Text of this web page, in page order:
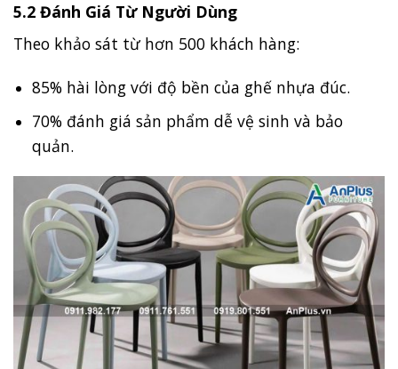
5.2 Đánh Giá Từ Người Dùng
Theo khảo sát từ hơn 500 khách hàng:
85% hài lòng với độ bền của ghế nhựa đúc.
70% đánh giá sản phẩm dễ vệ sinh và bảo
quản.